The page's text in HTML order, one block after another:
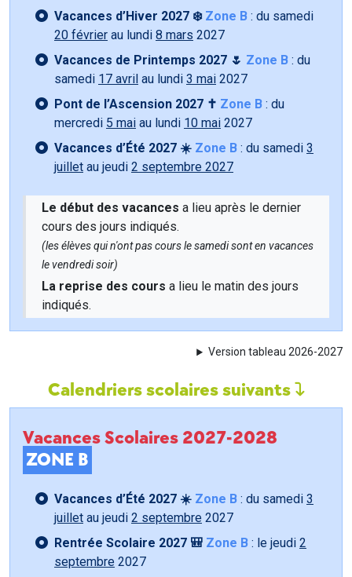
Vacances d’Hiver 2027 ❄️ Zone B : du samedi
20 février au lundi 8 mars 2027
Vacances de Printemps 2027 🌷 Zone B : du
samedi 17 avril au lundi 3 mai 2027
Pont de l’Ascension 2027 ✝️ Zone B : du
mercredi 5 mai au lundi 10 mai 2027
Vacances d’Été 2027 ☀️ Zone B : du samedi 3
juillet au jeudi 2 septembre 2027
Le début des vacances a lieu après le dernier
cours des jours indiqués.
(les élèves qui n'ont pas cours le samedi sont en vacances
le vendredi soir)
La reprise des cours a lieu le matin des jours
indiqués.
Version tableau 2026-2027
Calendriers scolaires suivants
Vacances Scolaires 2027-2028
ZONE B
Vacances d’Été 2027 ☀️ Zone B : du samedi 3
juillet au jeudi 2 septembre 2027
Rentrée Scolaire 2027 🎒 Zone B : le jeudi 2
septembre 2027